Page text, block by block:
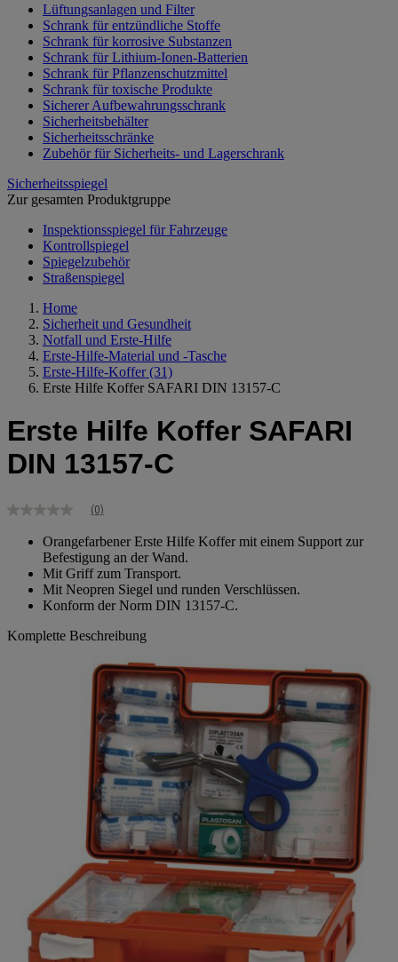
Lüftungsanlagen und Filter
Schrank für entzündliche Stoffe
Schrank für korrosive Substanzen
Schrank für Lithium-Ionen-Batterien
Schrank für Pflanzenschutzmittel
Schrank für toxische Produkte
Sicherer Aufbewahrungsschrank
Sicherheitsbehälter
Sicherheitsschränke
Zubehör für Sicherheits- und Lagerschrank
Sicherheitsspiegel
Zur gesamten Produktgruppe
Inspektionsspiegel für Fahrzeuge
Kontrollspiegel
Spiegelzubehör
Straßenspiegel
Home
Sicherheit und Gesundheit
Notfall und Erste-Hilfe
Erste-Hilfe-Material und -Tasche
Erste-Hilfe-Koffer (31)
Erste Hilfe Koffer SAFARI DIN 13157-C
Erste Hilfe Koffer SAFARI
DIN 13157-C
Kein
Link
gleichen
Seite.
(0)
Orangefarbener Erste Hilfe Koffer mit einem Support zur
Befestigung an der Wand.
Mit Griff zum Transport.
Mit Neopren Siegel und runden Verschlüssen.
Konform der Norm DIN 13157-C.
Komplette Beschreibung